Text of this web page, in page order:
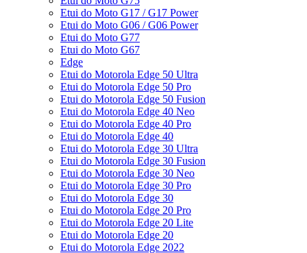
Etui do Moto G17 / G17 Power
Etui do Moto G06 / G06 Power
Etui do Moto G77
Etui do Moto G67
Edge
Etui do Motorola Edge 50 Ultra
Etui do Motorola Edge 50 Pro
Etui do Motorola Edge 50 Fusion
Etui do Motorola Edge 40 Neo
Etui do Motorola Edge 40 Pro
Etui do Motorola Edge 40
Etui do Motorola Edge 30 Ultra
Etui do Motorola Edge 30 Fusion
Etui do Motorola Edge 30 Neo
Etui do Motorola Edge 30 Pro
Etui do Motorola Edge 30
Etui do Motorola Edge 20 Pro
Etui do Motorola Edge 20 Lite
Etui do Motorola Edge 20
Etui do Motorola Edge 2022